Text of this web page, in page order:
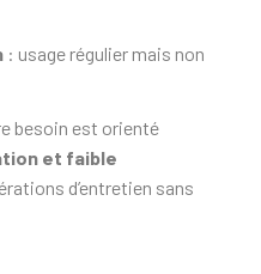
: usage régulier mais non
besoin est orienté
et faible
d’entretien sans